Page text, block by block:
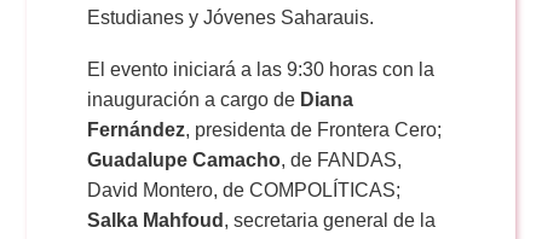
Estudianes y Jóvenes Saharauis.
El evento iniciará a las 9:30 horas con la
inauguración a cargo de Diana
Fernández, presidenta de Frontera Cero;
Guadalupe Camacho, de FANDAS,
David Montero, de COMPOLÍTICAS;
Salka Mahfoud , secretaria general de la